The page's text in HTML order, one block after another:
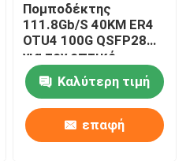
Πομποδέκτης
111.8Gb/S 40KM ER4
OTU4 100G QSFP28
για τον οπτικό
πολυδιαυλωτή Oadm
CwdmΚαλύτερη τιμή
επαφή